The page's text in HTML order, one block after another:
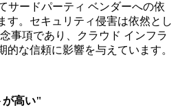
サードパーティ ベンダーへの依
す。セキュリティ侵害は依然とし
事項であり、クラウド インフラ
的な信頼に影響を与えています。
が高い"